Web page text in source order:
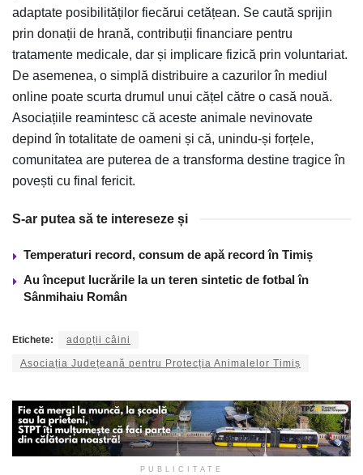
adaptate posibilităților fiecărui cetățean. Se caută sprijin
prin donații de hrană, contribuții financiare pentru
tratamente medicale, dar și implicare fizică prin voluntariat.
De asemenea, o simplă distribuire a cazurilor în mediul
online poate scurta drumul unui cățel către o casă nouă.
Asociațiile reamintesc că aceste animale nevinovate
depind în totalitate de oameni și că, unindu-și forțele,
comunitatea are puterea de a transforma destine tragice în
povești cu final fericit.
S-ar putea să te intereseze și
Temperaturi record, consum de apă record în Timiș
Au început lucrările la un teren sintetic de fotbal în
Sânmihaiu Român
Etichete: adopții câini
Asociația Județeană pentru Protecția Animalelor Timiș
PUBLICITATE